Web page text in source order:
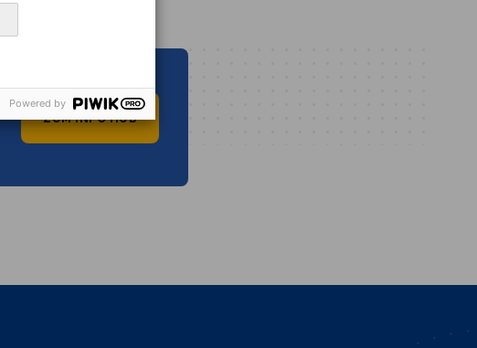
ZUM INFO HUB
Powered by